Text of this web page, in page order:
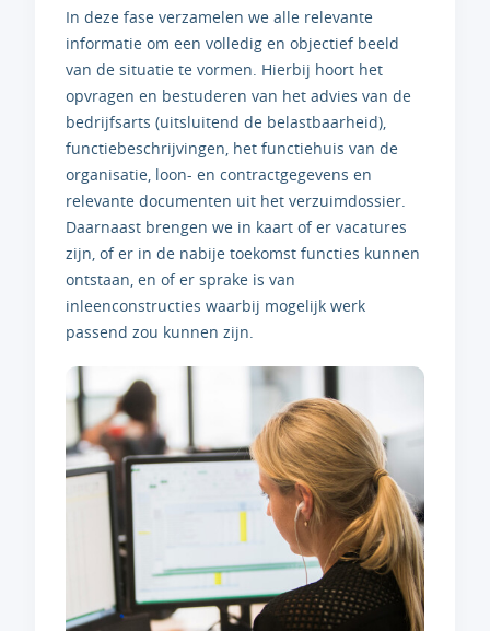
In deze fase verzamelen we alle relevante
informatie om een volledig en objectief beeld
van de situatie te vormen. Hierbij hoort het
opvragen en bestuderen van het advies van de
bedrijfsarts (uitsluitend de belastbaarheid),
functiebeschrijvingen, het functiehuis van de
organisatie, loon- en contractgegevens en
relevante documenten uit het verzuimdossier.
Daarnaast brengen we in kaart of er vacatures
zijn, of er in de nabije toekomst functies kunnen
ontstaan, en of er sprake is van
inleenconstructies waarbij mogelijk werk
passend zou kunnen zijn.